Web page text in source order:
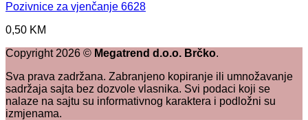
Pozivnice za vjenčanje 6628
0,50 KM
Copyright 2026 © Megatrend d.o.o. Brčko.
Sva prava zadržana. Zabranjeno kopiranje ili umnožavanje
sadržaja sajta bez dozvole vlasnika. Svi podaci koji se
nalaze na sajtu su informativnog karaktera i podložni su
izmjenama.